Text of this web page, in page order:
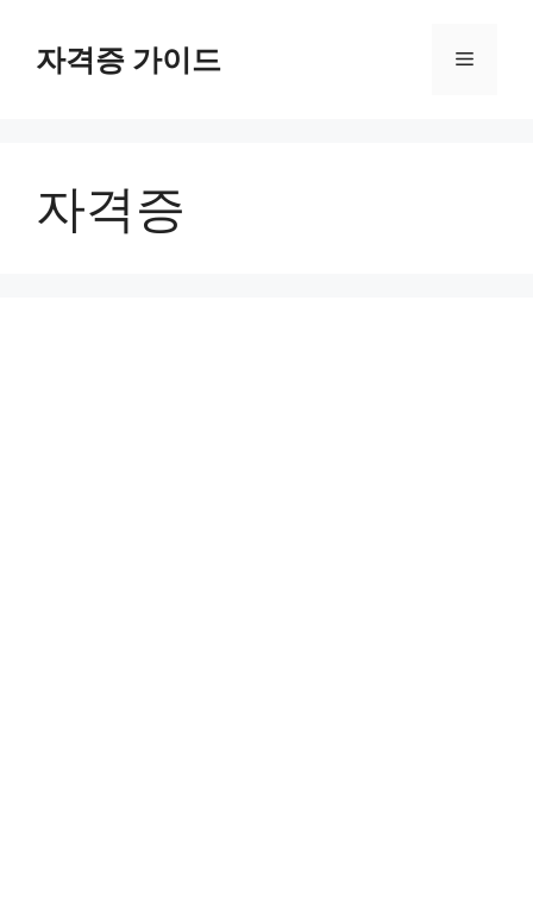
content자격증 가이드 Menu
자격증